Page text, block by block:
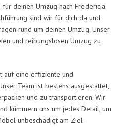
deinen Umzug nach Fredericia.
sind wir für dich da und
rund um deinen Umzug. Unser
und reibungslosen Umzug zu
auf eine effiziente und
Team ist bestens ausgestattet,
und zu transportieren. Wir
kümmern uns um jedes Detail, um
unbeschädigt am Ziel